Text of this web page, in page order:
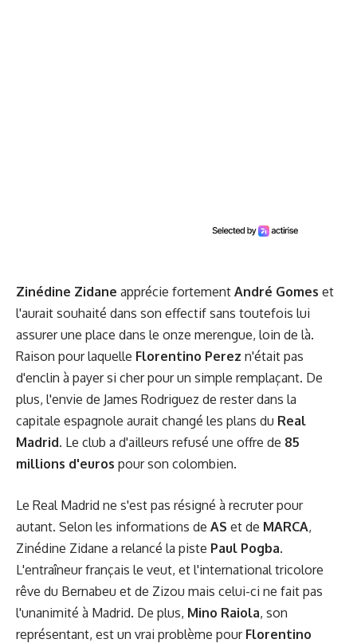
Zinédine Zidane apprécie fortement André Gomes et
l'aurait souhaité dans son effectif sans toutefois lui
assurer une place dans le onze merengue, loin de là.
Raison pour laquelle Florentino Perez n'était pas
d'enclin à payer si cher pour un simple remplaçant. De
plus, l'envie de James Rodriguez de rester dans la
capitale espagnole aurait changé les plans du Real
Madrid. Le club a d'ailleurs refusé une offre de 85
millions d'euros pour son colombien.
Le Real Madrid ne s'est pas résigné à recruter pour
autant. Selon les informations de AS et de MARCA,
Zinédine Zidane a relancé la piste Paul Pogba.
L'entraîneur français le veut, et l'international tricolore
rêve du Bernabeu et de Zizou mais celui-ci ne fait pas
l'unanimité à Madrid. De plus, Mino Raiola, son
représentant, est un vrai problème pour Florentino